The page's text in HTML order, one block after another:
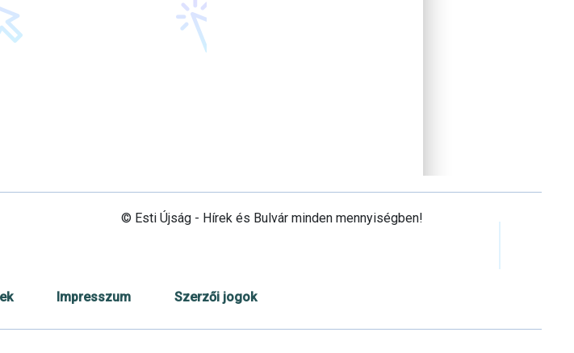
© Esti Újság - Hírek és Bulvár minden mennyiségben!
Impresszum Szerzői jogok